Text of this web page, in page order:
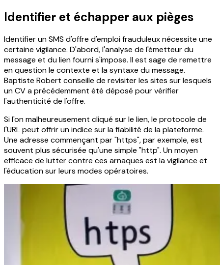
Identifier et échapper aux pièges
Identifier un SMS d'offre d'emploi frauduleux nécessite une
certaine vigilance. D'abord, l'analyse de l'émetteur du
message et du lien fourni s'impose. Il est sage de remettre
en question le contexte et la syntaxe du message.
Baptiste Robert conseille de revisiter les sites sur lesquels
un CV a précédemment été déposé pour vérifier
l'authenticité de l'offre.
Si l'on malheureusement cliqué sur le lien, le protocole de
l'URL peut offrir un indice sur la fiabilité de la plateforme.
Une adresse commençant par "https", par exemple, est
souvent plus sécurisée qu'une simple "http". Un moyen
efficace de lutter contre ces arnaques est la vigilance et
l'éducation sur leurs modes opératoires.